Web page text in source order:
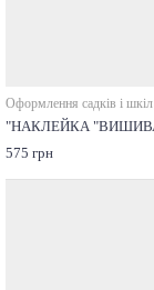
Оформлення садків і шкіл
"НАКЛЕЙКА
575 грн